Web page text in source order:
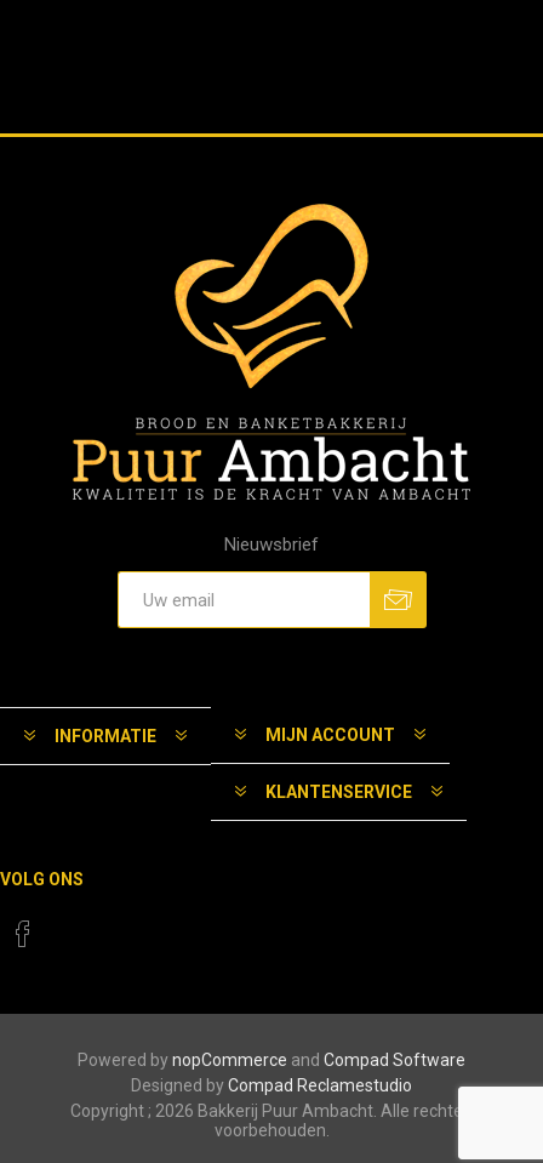
Nieuwsbrief
INFORMATIE MIJN ACCOUNT
KLANTENSERVICE
VOLG ONS
Powered bynopCommerce and Compad Software
Designed byCompad Reclamestudio
Copyright ; 2026 Bakkerij Puur Ambacht. Alle rechten
voorbehouden.